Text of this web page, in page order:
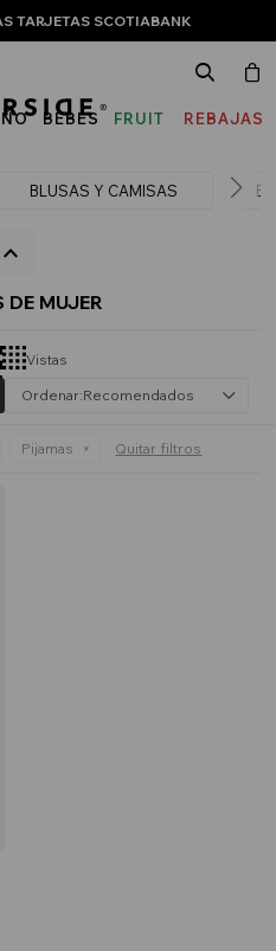
TARJETAS SCOTIABANK
BEBÉS
FRUIT
THE
REBAJAS
BLUSAS Y CAMISAS
DE MUJER
Vistas
Recomendados
Pijamas Quitar filtros